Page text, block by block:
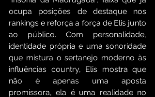
ocupa posições de destaque nos
rankings e reforça a força de Elis junto
ao público. Com personalidade,
identidade própria e uma sonoridade
que mistura o sertanejo moderno às
influências country, Elis mostra que
não é apenas uma aposta
promissora, ela é uma realidade no